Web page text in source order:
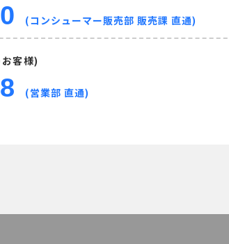
(コンシューマー販売部 販売課 直通)
客様)
(営業部 直通)